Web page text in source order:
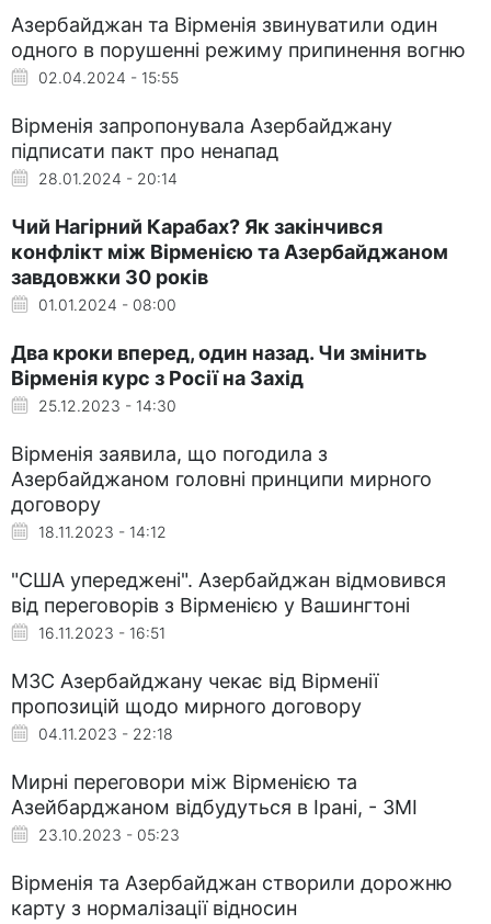
Азербайджан та Вірменія звинуватили один
одного в порушенні режиму припинення вогню
02.04.2024 - 15:55
Вірменія запропонувала Азербайджану
підписати пакт про ненапад
28.01.2024 - 20:14
Чий Нагірний Карабах? Як закінчився
конфлікт між Вірменією та Азербайджаном
завдовжки 30 років
01.01.2024 - 08:00
Два кроки вперед, один назад. Чи змінить
Вірменія курс з Росії на Захід
25.12.2023 - 14:30
Вірменія заявила, що погодила з
Азербайджаном головні принципи мирного
договору
18.11.2023 - 14:12
"США упереджені". Азербайджан відмовився
від переговорів з Вірменією у Вашингтоні
16.11.2023 - 16:51
МЗС Азербайджану чекає від Вірменії
пропозицій щодо мирного договору
04.11.2023 - 22:18
Мирні переговори між Вірменією та
Азейбарджаном відбудуться в Ірані, - ЗМІ
23.10.2023 - 05:23
Вірменія та Азербайджан створили дорожню
карту з нормалізації відносин